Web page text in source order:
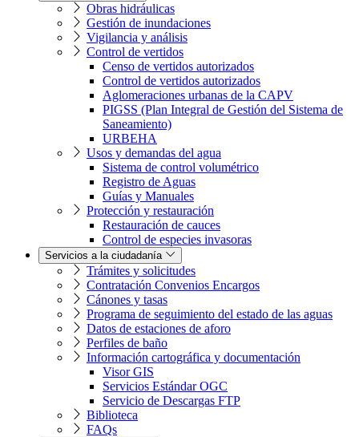
Obras hidráulicas
Gestión de inundaciones
Vigilancia y análisis
Control de vertidos
Censo de vertidos autorizados
Control de vertidos autorizados
Aglomeraciones urbanas de la CAPV
PIGSS (Plan Integral de Gestión del Sistema de
Saneamiento)
URBEHA
Usos y demandas del agua
Sistema de control volumétrico
Registro de Aguas
Guías y Manuales
Protección y restauración
Restauración de cauces
Control de especies invasoras
Servicios a la ciudadanía
Trámites y solicitudes
Contratación Convenios Encargos
Cánones y tasas
Programa de seguimiento del estado de las aguas
Datos de estaciones de aforo
Perfiles de baño
Información cartográfica y documentación
Visor GIS
Servicios Estándar OGC
Servicio de Descargas FTP
Biblioteca
FAQs